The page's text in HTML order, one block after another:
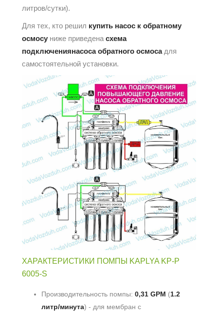
литров/сутки).
Для тех, кто решил купить насос к обратному
осмосу ниже приведена схема
подключениянасоса обратного осмоса для
самостоятельной установки.
ХАРАКТЕРИСТИКИ ПОМПЫ KAPLYA KP-P
6005-S
Производительность помпы: 0,31 GPM (1.2
литр/минута) - для мембран с